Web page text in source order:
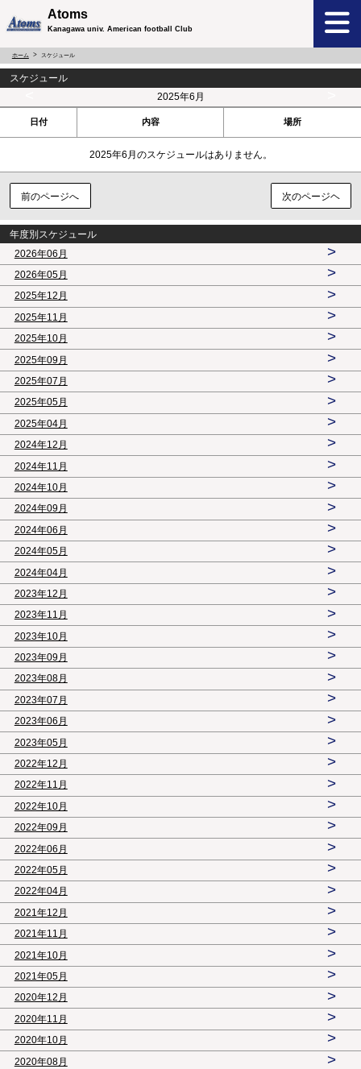
Atoms
Kanagawa univ. American football Club
ホーム スケジュール
スケジュール
2025年6月
日付 内容 場所
2025年6月のスケジュールはありません。
前のページへ 次のページヘ
年度別スケジュール
2026年06月
>
2026年05月 >
2025年12月 >
2025年11月 >
2025年10月 >
2025年09月 >
2025年07月 >
2025年05月 >
2025年04月 >
2024年12月 >
2024年11月 >
2024年10月 >
2024年09月 >
2024年06月 >
2024年05月 >
2024年04月 >
2023年12月 >
2023年11月 >
2023年10月 >
2023年09月 >
2023年08月 >
2023年07月 >
2023年06月 >
2023年05月 >
2022年12月 >
2022年11月 >
2022年10月 >
2022年09月 >
2022年06月 >
2022年05月 >
2022年04月 >
2021年12月 >
2021年11月 >
2021年10月 >
2021年05月 >
2020年12月 >
2020年11月 >
2020年10月 >
2020年08月 >